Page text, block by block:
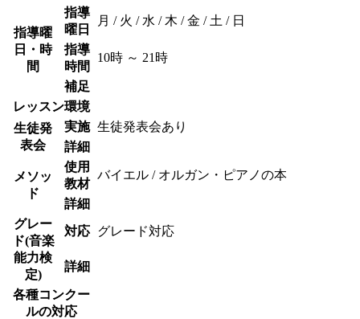
指導曜
日・時
間
指導
曜日
月 / 火 / 水 / 木 / 金 / 土 / 日
指導
時間
10時 ～ 21時
補足
レッスン環境
生徒発
表会
実施 生徒発表会あり
詳細
メソッ
ド
使用
教材
バイエル / オルガン・ピアノの本
詳細
グレー
ド(音楽
能力検
定)
対応 グレード対応
詳細
各種コンクー
ルの対応